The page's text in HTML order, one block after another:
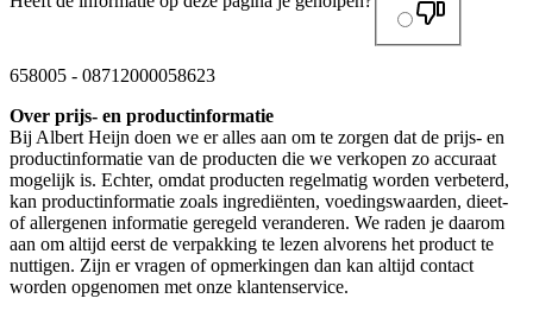
658005 - 08712000058623
Over prijs- en productinformatie
Bij Albert Heijn doen we er alles aan om te zorgen dat de prijs- en
productinformatie van de producten die we verkopen zo accuraat
mogelijk is. Echter, omdat producten regelmatig worden verbeterd,
kan productinformatie zoals ingrediënten, voedingswaarden, dieet-
of allergenen informatie geregeld veranderen. We raden je daarom
aan om altijd eerst de verpakking te lezen alvorens het product te
nuttigen. Zijn er vragen of opmerkingen dan kan altijd contact
worden opgenomen met onze klantenservice.